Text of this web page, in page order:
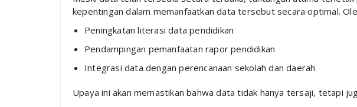
kepentingan dalam memanfaatkan data tersebut secara optimal.
Peningkatan literasi data pendidikan
Pendampingan pemanfaatan rapor pendidikan
Integrasi data dengan perencanaan sekolah dan daerah
Upaya ini akan memastikan bahwa data tidak hanya tersaji, tetapi